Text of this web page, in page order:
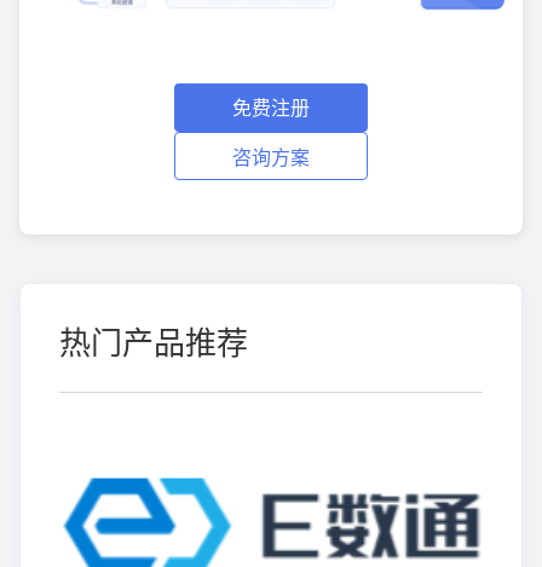
免费注册
咨询方案
热门产品推荐